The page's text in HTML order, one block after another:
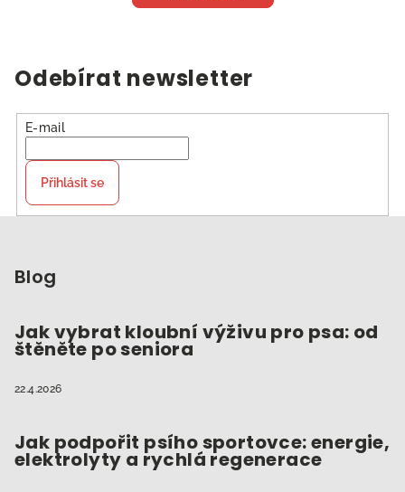
Odebírat newsletter
E-mail
Přihlásit se
Blog
Jak vybrat kloubní výživu pro psa: od
štěněte po seniora
22.4.2026
Jak podpořit psího sportovce: energie,
elektrolyty a rychlá regenerace